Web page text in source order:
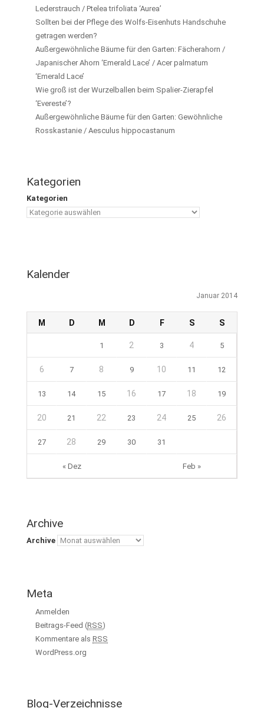
Lederstrauch / Ptelea trifoliata ‘Aurea’
Sollten bei der Pflege des Wolfs-Eisenhuts Handschuhe
getragen werden?
Außergewöhnliche Bäume für den Garten: Fächerahorn /
Japanischer Ahorn ‘Emerald Lace’ / Acer palmatum
‘Emerald Lace’
Wie groß ist der Wurzelballen beim Spalier-Zierapfel
‘Evereste’?
Außergewöhnliche Bäume für den Garten: Gewöhnliche
Rosskastanie / Aesculus hippocastanum
Kategorien
Kategorien
Kalender
Januar 2014
M D M D F S S
« Dez Feb »
1 2 3 4 5
6 7 8 9 10 11 12
13 14 15 16 17 18 19
20 21 22 23 24 25 26
27 28 29 30 31
Archive
Archive
Meta
Anmelden
Beitrags-Feed (RSS)
Kommentare als RSS
WordPress.org
Blog-Verzeichnisse